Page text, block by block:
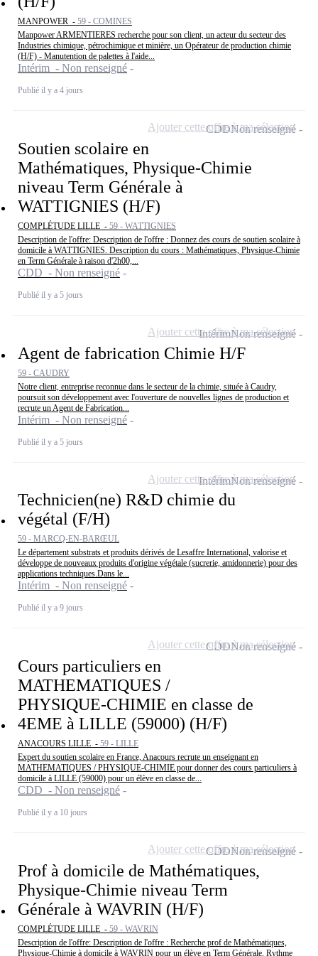
MANPOWER - 59 - COMINES
Manpower ARMENTIERES recherche pour son client, un acteur du secteur des
Industries chimique, pétrochimique et minière, un Opérateur de production chimie
(H/F) - Manutention de palettes à l'aide...
Intérim - Non renseigné
Publié il y a 4 jours
Soutien scolaire en
Mathématiques, Physique-Chimie
niveau Term Générale à
WATTIGNIES (H/F)
COMPLÉTUDE LILLE - 59 - WATTIGNIES
Description de l'offre: Description de l'offre : Donnez des cours de soutien scolaire à
domicile à WATTIGNIES. Description du cours : Mathématiques, Physique-Chimie
en Term Générale à raison d'2h00,...
CDD - Non renseigné
Publié il y a 5 jours
CDDNon renseigné
Ajouter cette offre à ma sélection
Agent de fabrication Chimie H/F
59 - CAUDRY
Notre client, entreprise reconnue dans le secteur de la chimie, située à Caudry,
poursuit son développement avec l'ouverture de nouvelles lignes de production et
recrute un Agent de Fabrication...
Intérim - Non renseigné
Publié il y a 5 jours
IntérimNon renseigné
Ajouter cette offre à ma sélection
Technicien(ne) R&D chimie du
végétal (F/H)
59 - MARCQ-EN-BARŒUL
Le département substrats et produits dérivés de Lesaffre International, valorise et
développe de nouveaux produits d'origine végétale (sucrerie, amidonnerie) pour des
applications techniques.Dans le...
Intérim - Non renseigné
Publié il y a 9 jours
IntérimNon renseigné
Ajouter cette offre à ma sélection
Cours particuliers en
MATHEMATIQUES /
PHYSIQUE-CHIMIE en classe de
4EME à LILLE (59000) (H/F)
ANACOURS LILLE - 59 - LILLE
Expert du soutien scolaire en France, Anacours recrute un enseignant en
MATHEMATIQUES / PHYSIQUE-CHIMIE pour donner des cours particuliers à
domicile à LILLE (59000) pour un élève en classe de...
CDD - Non renseigné
Publié il y a 10 jours
CDDNon renseigné
Ajouter cette offre à ma sélection
Prof à domicile de Mathématiques,
Physique-Chimie niveau Term
Générale à WAVRIN (H/F)
COMPLÉTUDE LILLE - 59 - WAVRIN
Description de l'offre: Description de l'offre : Recherche prof de Mathématiques,
Physique-Chimie à domicile à WAVRIN pour un élève en Term Générale. Rythme
CDDNon renseigné
Ajouter cette offre à ma sélection